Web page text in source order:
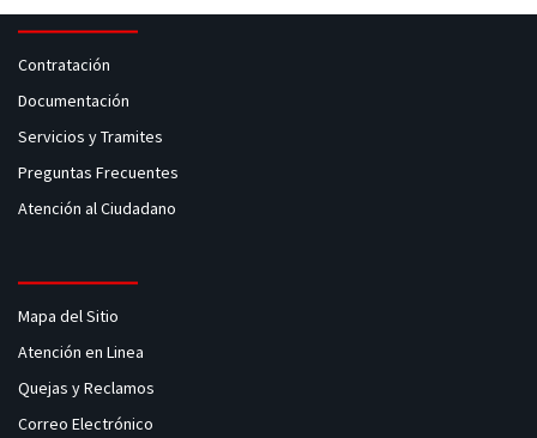
Contratación
Documentación
Servicios y Tramites
Preguntas Frecuentes
Atención al Ciudadano
Mapa del Sitio
Atención en Linea
Quejas y Reclamos
Correo Electrónico